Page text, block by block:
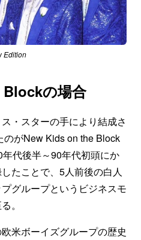
Edition
の場合
・スターの手により結成さ
がNew Kids on the Block
代後半～90年代初頭にか
たことで、5人前後の白人
グループというビジネスモ
。
米ボーイズグループの歴史